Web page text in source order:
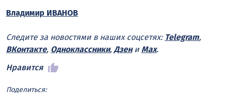
Владимир ИВАНОВ
Следите за новостями в наших соцсетях: Telegram,
ВКонтакте, Одноклассники, Дзени Max.
Нравится
Поделиться: